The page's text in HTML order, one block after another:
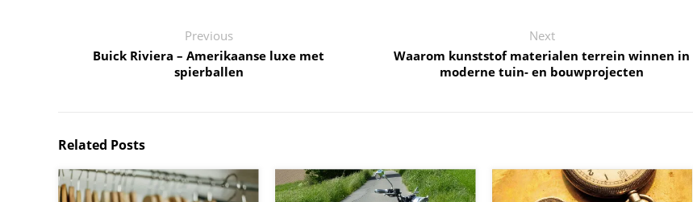
Previous
Buick Riviera – Amerikaanse luxe met
spierballen
Next
Waarom kunststof materialen terrein winnen in
moderne tuin- en bouwprojecten
Related Posts